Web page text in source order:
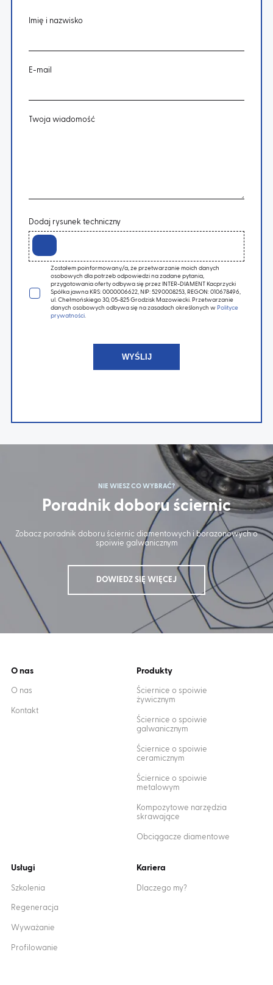
Imię i nazwisko
E-mail
Twoja wiadomość
Dodaj rysunek techniczny
Zostałem poinformowany/a, że przetwarzanie moich danych
osobowych dla potrzeb odpowiedzi na zadane pytania,
przygotowania oferty odbywa się przez INTER-DIAMENT Kacprzycki
Spółka jawna KRS: 0000006622, NIP: 5290008253, REGON: 010678496,
ul. Chełmońskiego 30, 05-825 Grodzisk Mazowiecki. Przetwarzanie
danych osobowych odbywa się na zasadach określonych w Polityce
prywatności.
NIE WIESZ CO WYBRAĆ?
Poradnik doboru ściernic
Zobacz poradnik doboru ściernic diamentowych i borazonowych o
spoiwie galwanicznym
DOWIEDZ SIĘ WIĘCEJ
O nas
O nas
Kontakt
Produkty
Ściernice o spoiwie
żywicznym
Ściernice o spoiwie
galwanicznym
Ściernice o spoiwie
ceramicznym
Ściernice o spoiwie
metalowym
Kompozytowe narzędzia
skrawające
Obciągacze diamentowe
Usługi
Szkolenia
Regeneracja
Wyważanie
Profilowanie
Kariera
Dlaczego my?